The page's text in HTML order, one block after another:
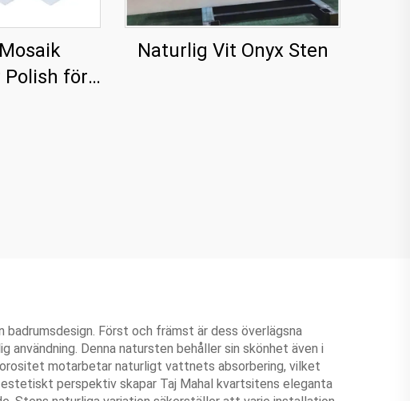
för
Naturlig Vit Onyx Sten
Först och främst är dess överlägsna
Denna natursten behåller sin skönhet även i
motarbetar naturligt vattnets absorbering, vilket
perspektiv skapar Taj Mahal kvartsitens eleganta